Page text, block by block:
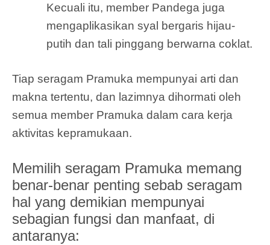
Kecuali itu, member Pandega juga
mengaplikasikan syal bergaris hijau-
putih dan tali pinggang berwarna coklat.
Tiap seragam Pramuka mempunyai arti dan
makna tertentu, dan lazimnya dihormati oleh
semua member Pramuka dalam cara kerja
aktivitas kepramukaan.
Memilih seragam Pramuka memang
benar-benar penting sebab seragam
hal yang demikian mempunyai
sebagian fungsi dan manfaat, di
antaranya: